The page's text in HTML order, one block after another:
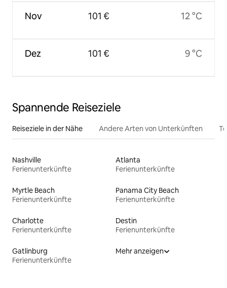
Nov
Dez
101 €
101 €
12 °C
9 °C
Spannende Reiseziele
Reiseziele in der Nähe Andere Arten von Unterkünften
Nashville
Ferienunterkünfte
Atlanta
Ferienunterkünfte
Myrtle Beach
Ferienunterkünfte
Panama City Beach
Ferienunterkünfte
Charlotte
Ferienunterkünfte
Destin
Ferienunterkünfte
Gatlinburg
Ferienunterkünfte
Mehr anzeigen